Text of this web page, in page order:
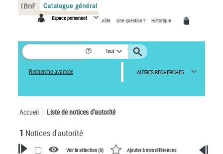
Espace personnel Aide Une question ? Historique
Tout
Recherche avancée AUTRES RECHERCHES
Accueil Liste de notices d’autorité
1 Notices d'autorité
Voir la sélection (0) Ajouter à mes références
Panneau de gestion des cookies